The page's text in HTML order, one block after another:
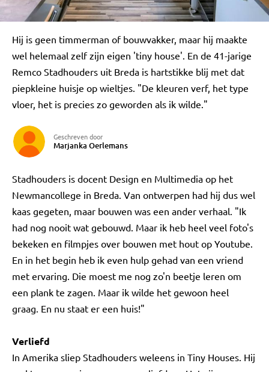
Hij is geen timmerman of bouwvakker, maar hij maakte
wel helemaal zelf zijn eigen 'tiny house'. En de 41-jarige
Remco Stadhouders uit Breda is hartstikke blij met dat
piepkleine huisje op wieltjes. "De kleuren verf, het type
vloer, het is precies zo geworden als ik wilde."
Geschreven door
Marjanka Oerlemans
Stadhouders is docent Design en Multimedia op het
Newmancollege in Breda. Van ontwerpen had hij dus wel
kaas gegeten, maar bouwen was een ander verhaal. "Ik
had nog nooit wat gebouwd. Maar ik heb heel veel foto's
bekeken en filmpjes over bouwen met hout op Youtube.
En in het begin heb ik even hulp gehad van een vriend
met ervaring. Die moest me nog zo'n beetje leren om
een plank te zagen. Maar ik wilde het gewoon heel
graag. En nu staat er een huis!"
Verliefd
In Amerika sliep Stadhouders weleens in Tiny Houses. Hij